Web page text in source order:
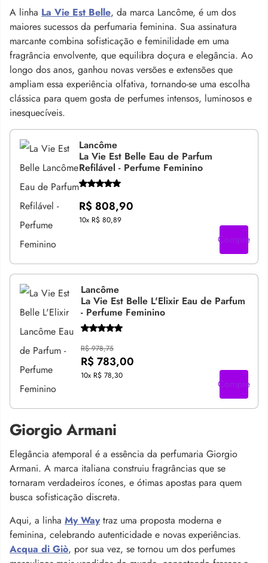
A linha La Vie Est Belle, da marca Lancôme, é um dos
maiores sucessos da perfumaria feminina. Sua assinatura
marcante combina sofisticação e feminilidade em uma
fragrância envolvente, que equilibra doçura e elegância. Ao
longo dos anos, ganhou novas versões e extensões que
ampliam essa experiência olfativa, tornando-se uma escolha
clássica para quem gosta de perfumes intensos, luminosos e
inesquecíveis.
Lancôme
La Vie Est Belle Eau de Parfum
Refilável - Perfume Feminino
R$ 808,90
10x R$ 80,89
Compre
Lancôme
La Vie Est Belle L'Elixir Eau de Parfum
- Perfume Feminino
R$ 978,75
R$ 783,00
10x R$ 78,30
Compre
Giorgio Armani
Elegância atemporal é a essência da perfumaria Giorgio
Armani. A marca italiana construiu fragrâncias que se
tornaram verdadeiros ícones, e ótimas apostas para quem
busca sofisticação discreta.
Aqui, a linha My Waytraz uma proposta moderna e
feminina, celebrando autenticidade e novas experiências.
Acqua di Giò, por sua vez, se tornou um dos perfumes